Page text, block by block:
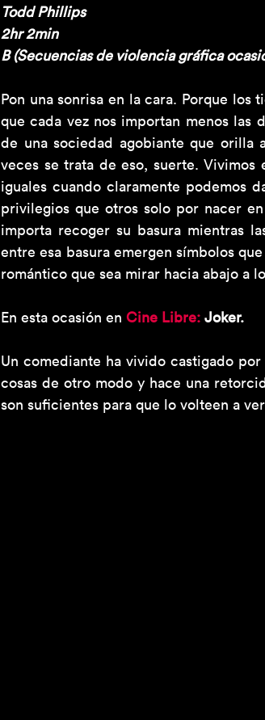
Todd Phillips
2hr 2min
B (Secuencias de violencia gráfica
Pon una sonrisa en la cara. Porque los
que cada vez nos importan menos las
de una sociedad agobiante que orilla
veces se trata de eso, suerte.
iguales cuando claramente podemos
privilegios que otros solo por nacer
importa recoger su basura mientras
entre esa basura emergen símbolos
romántico que sea mirar hacia abajo a
En esta ocasión en Cine Libre: Joker.
Un comediante ha vivido castigado
cosas de otro modo y hace una
son suficientes para que lo volteen a